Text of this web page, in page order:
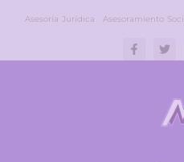
Asesoría Jurídica Asesoramiento